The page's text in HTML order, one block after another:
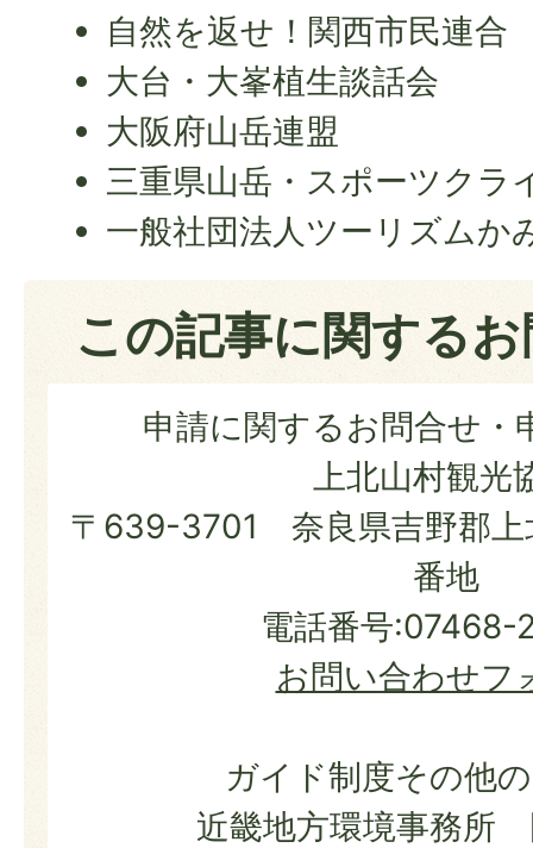
自然を返せ！関西市民連合
大台・大峯植生談話会
大阪府山岳連盟
三重県山岳・スポーツクラ
一般社団法人ツーリズムか
この記事に関する
申請に関するお問合せ・
上北山村観光
〒639-3701 奈良県吉野郡上
番地
電話番号:07468-
お問い合わせフ
ガイド制度その他
近畿地方環境事務所